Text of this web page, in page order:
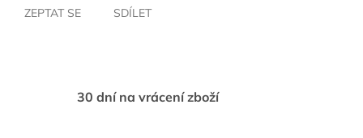
ZEPTAT SE SDÍLET
30 dní na vrácení zboží